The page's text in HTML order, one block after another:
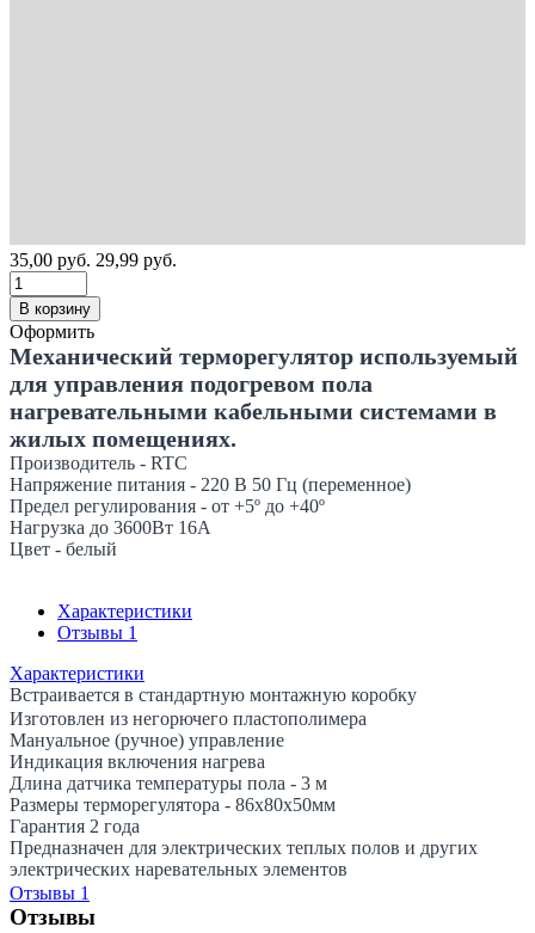
35,00 руб. 29,99 руб.
В корзину
Оформить
Механический терморегулятор используемый
для управления подогревом пола
нагревательными кабельными системами в
жилых помещениях.
Производитель - RTC
Напряжение питания - 220 В 50 Гц (переменное)
Предел регулирования - от +5º до +40º
Нагрузка до 3600Вт 16А
Цвет - белый
Характеристики
Отзывы 1
Характеристики
Встраивается в стандартную монтажную коробку
Изготовлен из негорючего пластополимера
Мануальное (ручное) управление
Индикация включения нагрева
Длина датчика температуры пола - 3 м
Размеры терморегулятора - 86х80х50мм
Гарантия 2 года
Предназначен для электрических теплых полов и других
электрических наревательных элементов
Отзывы 1
Отзывы